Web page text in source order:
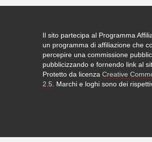
Il sito partecipa al Programma
un programma di affiliazione che
percepire una commissione
pubblicizzando e fornendo link al
Protetto da licenza Creative
2.5 . Marchi e loghi sono dei